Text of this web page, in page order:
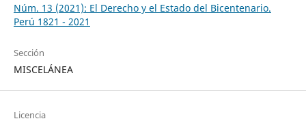
Núm. 13 (2021): El Derecho y el Estado del Bicentenario.
Perú 1821 - 2021
Sección
MISCELÁNEA
Licencia